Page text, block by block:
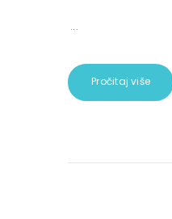
...
Pročitaj više